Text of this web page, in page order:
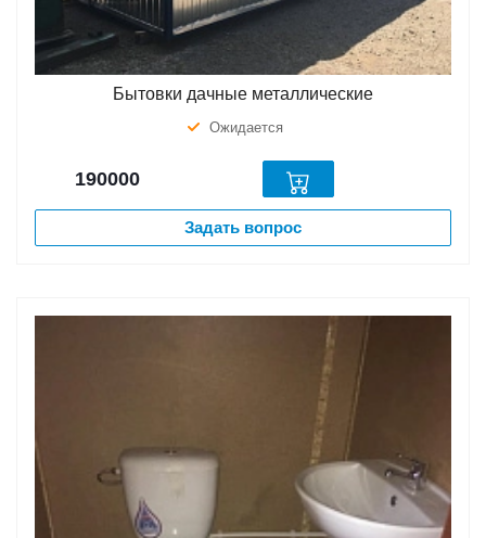
Бытовки дачные металлические
Ожидается
190000
Задать вопрос